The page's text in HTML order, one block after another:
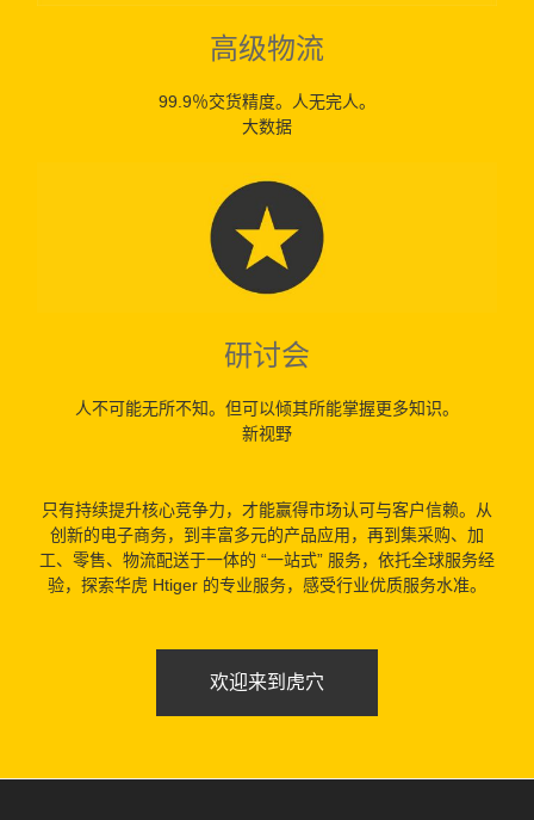
高级物流
99.9％交货精度。人无完人。
大数据
研讨会
人不可能无所不知。但可以倾其所能掌握更多知识。
新视野
只有持续提升核心竞争力，才能赢得市场认可与客户信赖。从
创新的电子商务，到丰富多元的产品应用，再到集采购、加
工、零售、物流配送于一体的 “一站式” 服务，依托全球服务经
验，探索华虎 Htiger 的专业服务，感受行业优质服务水准。
欢迎来到虎穴